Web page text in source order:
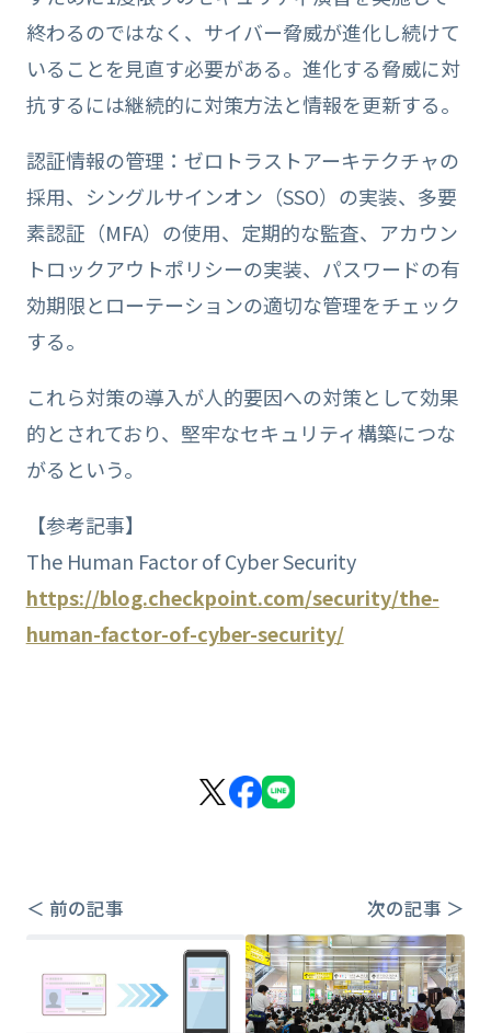
終わるのではなく、サイバー脅威が進化し続けて
いることを見直す必要がある。進化する脅威に対
抗するには継続的に対策方法と情報を更新する。
認証情報の管理：ゼロトラストアーキテクチャの
採用、シングルサインオン（SSO）の実装、多要
素認証（MFA）の使用、定期的な監査、アカウン
トロックアウトポリシーの実装、パスワードの有
効期限とローテーションの適切な管理をチェック
する。
これら対策の導入が人的要因への対策として効果
的とされており、堅牢なセキュリティ構築につな
がるという。
【参考記事】
The Human Factor of Cyber Security
https://blog.checkpoint.com/security/the-
human-factor-of-cyber-security/
＜ 前の記事 次の記事 ＞